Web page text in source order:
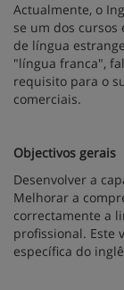
Actualmente, o
se um dos
de língua
"língua franca",
requisito para o
comerciais.
Objectivos gerais
Desenvolver a
Melhorar a
correctamente a
profissional. Este
específica do